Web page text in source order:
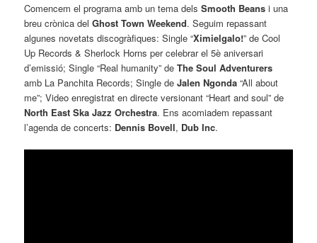
Comencem el programa amb un tema delsSmooth Beans i una
breu crònica delGhost Town Weekend. Seguim repassant
algunes novetats discogràfiques: Single “Ximielgalo!” de Cool
Up Records & Sherlock Horns per celebrar el 5è aniversari
d’emissió; Single “Real humanity” deThe Soul Adventurers
amb La Panchita Records; Single deJalen Ngonda “All about
me”; Video enregistrat en directe versionant “Heart and soul” de
North East Ska Jazz Orchestra. Ens acomiadem repassant
l’agenda de concerts: Dennis Bovell, Dub Inc.